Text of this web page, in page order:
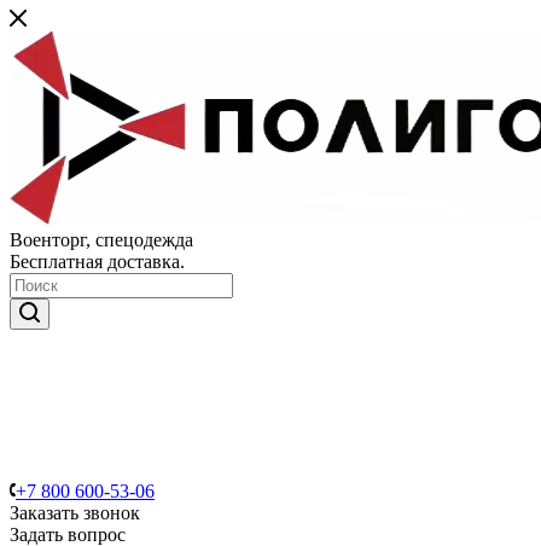
Военторг, спецодежда
Бесплатная доставка.
+7 800 600-53-06
Заказать звонок
Задать вопрос